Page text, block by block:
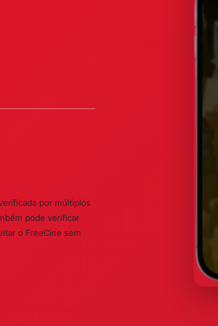
por múltiplos
pode verificar
o FreeCine sem